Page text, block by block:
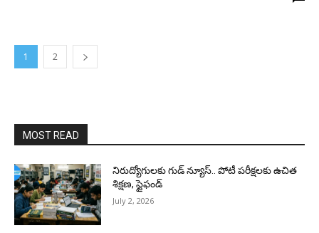
1 2
MOST READ
నిరుద్యోగులకు గుడ్ న్యూస్.. పోటీ పరీక్షలకు ఉచిత
శిక్షణ, స్టైఫండ్
July 2, 2026